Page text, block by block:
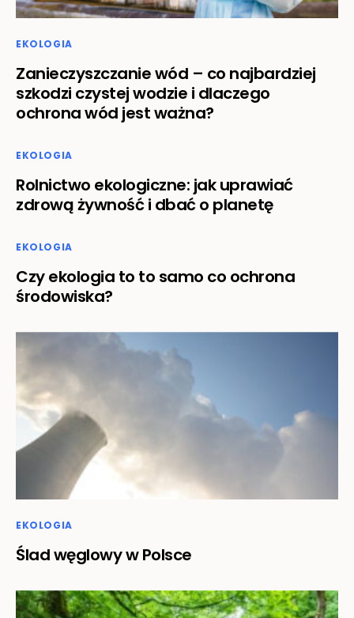
EKOLOGIA
Zanieczyszczanie wód – co najbardziej
szkodzi czystej wodzie i dlaczego
ochrona wód jest ważna?
EKOLOGIA
Rolnictwo ekologiczne: jak uprawiać
zdrową żywność i dbać o planetę
EKOLOGIA
Czy ekologia to to samo co ochrona
środowiska?
EKOLOGIA
Ślad węglowy w Polsce